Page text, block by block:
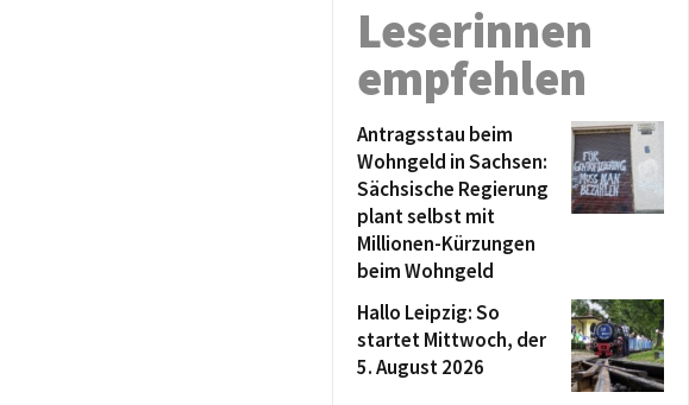
Leserinnen
empfehlen
Antragsstau beim
Wohngeld in Sachsen:
Sächsische Regierung
plant selbst mit
Millionen-Kürzungen
beim Wohngeld
Hallo Leipzig: So
startet Mittwoch, der
5. August 2026